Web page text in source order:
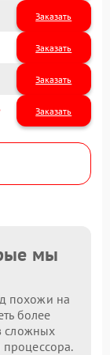
мы
похожи на
более
сложных
процессора.